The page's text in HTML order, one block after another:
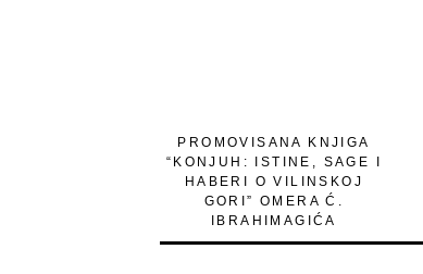
PROMOVISANA KNJIGA
“KONJUH: ISTINE, SAGE I
HABERI O VILINSKOJ
GORI” OMERA Ć.
IBRAHIMAGIĆA